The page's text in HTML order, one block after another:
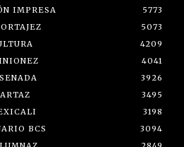
IMPRESA
5773
5073
4209
4041
3926
3495
3198
BCS
3094